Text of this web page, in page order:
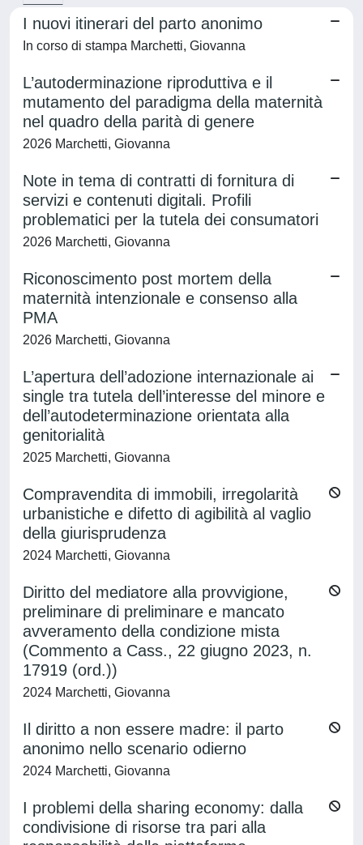
I nuovi itinerari del parto anonimo
In corso di stampa Marchetti, Giovanna
L’autoderminazione riproduttiva e il
mutamento del paradigma della maternità
nel quadro della parità di genere
2026 Marchetti, Giovanna
Note in tema di contratti di fornitura di
servizi e contenuti digitali. Profili
problematici per la tutela dei consumatori
2026 Marchetti, Giovanna
Riconoscimento post mortem della
maternità intenzionale e consenso alla
PMA
2026 Marchetti, Giovanna
L’apertura dell’adozione internazionale ai
single tra tutela dell’interesse del minore e
dell’autodeterminazione orientata alla
genitorialità
2025 Marchetti, Giovanna
Compravendita di immobili, irregolarità
urbanistiche e difetto di agibilità al vaglio
della giurisprudenza
2024 Marchetti, Giovanna
Diritto del mediatore alla provvigione,
preliminare di preliminare e mancato
avveramento della condizione mista
(Commento a Cass., 22 giugno 2023, n.
17919 (ord.))
2024 Marchetti, Giovanna
Il diritto a non essere madre: il parto
anonimo nello scenario odierno
2024 Marchetti, Giovanna
I problemi della sharing economy: dalla
condivisione di risorse tra pari alla